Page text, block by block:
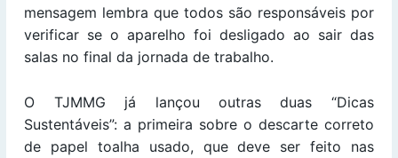
mensagem lembra que todos são responsáveis por
verificar se o aparelho foi desligado ao sair das
salas no final da jornada de trabalho.
O TJMMG já lançou outras duas “Dicas
Sustentáveis”: a primeira sobre o descarte correto
de papel toalha usado, que deve ser feito nas